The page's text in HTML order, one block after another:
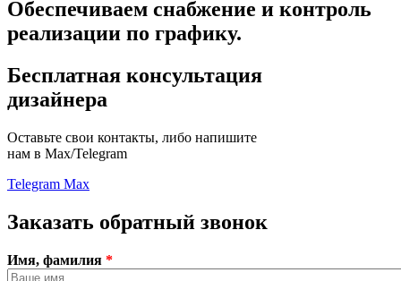
Обеспечиваем снабжение и контроль
реализации по графику.
Бесплатная консультация
дизайнера
Оставьте свои контакты, либо напишите
нам в Max/Telegram
Telegram Max
Заказать обратный звонок
Имя, фамилия *